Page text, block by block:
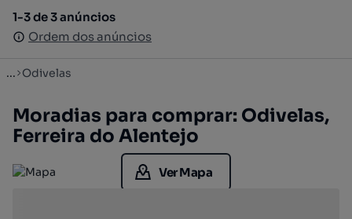
1-3 de 3 anúncios
Ordem dos anúncios
1-3 de 3 anúncios
Ordem dos anúncios
... Odivelas
Moradias para comprar: Odivelas,
Ferreira do Alentejo
Ver Mapa